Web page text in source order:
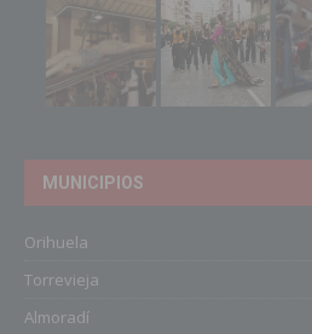
MUNICIPIOS
Orihuela
Torrevieja
Almoradí